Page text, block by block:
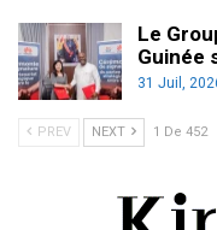
Le
Guinée
31 Juil,
PREV NEXT 1 De 452